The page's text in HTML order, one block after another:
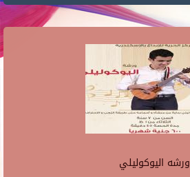
ورشه اليوكوليلي